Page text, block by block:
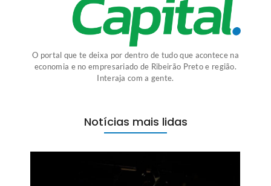
O portal que te deixa por dentro de tudo que acontece na
economia e no empresariado de Ribeirão Preto e região.
Interaja com a gente.
Notícias mais lidas